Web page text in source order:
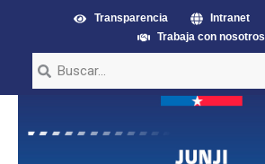
Transparencia Intranet
Trabaja con nosotros